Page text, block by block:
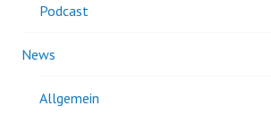
Podcast
News
Allgemein